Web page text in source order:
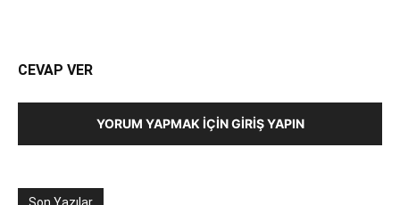
CEVAP VER
YORUM YAPMAK İÇIN GIRIŞ YAPIN